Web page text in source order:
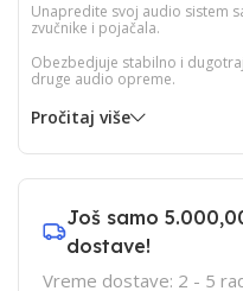
Unapredite svoj audio sistem
zvučnike i pojačala.
Obezbedjuje stabilno i
druge audio opreme.
Pročitaj više
Još samo
dostave!
Vreme dostave: 2 - 5